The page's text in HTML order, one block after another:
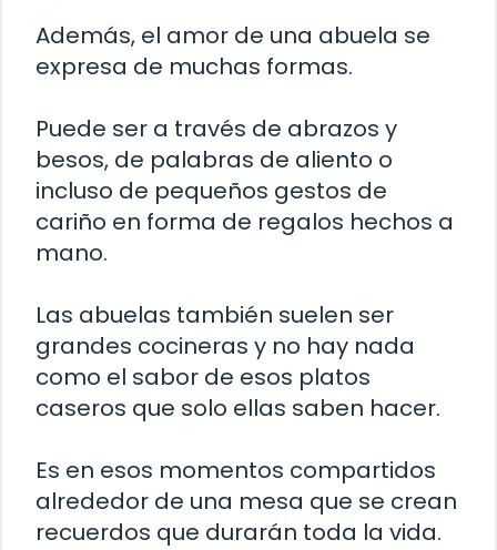
Además, el amor de una abuela se
expresa de muchas formas.
Puede ser a través de abrazos y
besos, de palabras de aliento o
incluso de pequeños gestos de
cariño en forma de regalos hechos a
mano.
Las abuelas también suelen ser
grandes cocineras y no hay nada
como el sabor de esos platos
caseros que solo ellas saben hacer.
Es en esos momentos compartidos
alrededor de una mesa que se crean
recuerdos que durarán toda la vida.